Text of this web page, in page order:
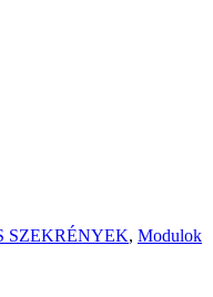
SZEKRÉNYEK, Modulok